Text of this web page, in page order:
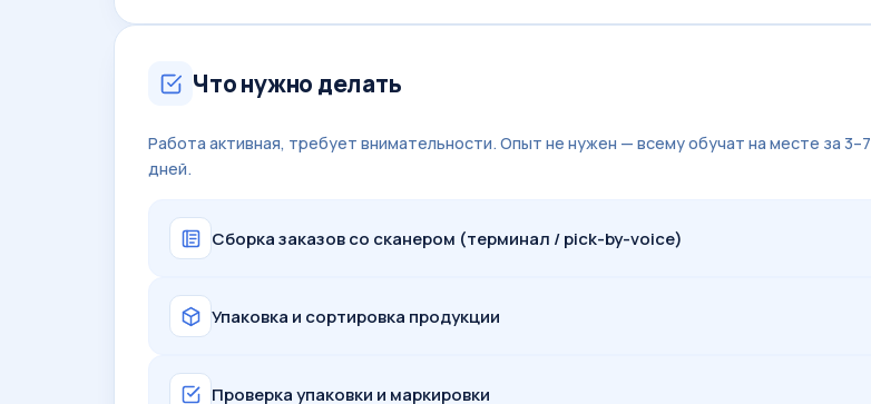
Что нужно делать
Работа активная, требует внимательности. Опыт не нужен — всему обучат на месте за 3–7
дней.
Сборка заказов со сканером (терминал / pick-by-voice)
Упаковка и сортировка продукции
Проверка упаковки и маркировки